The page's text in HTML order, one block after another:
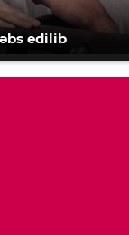
edilib